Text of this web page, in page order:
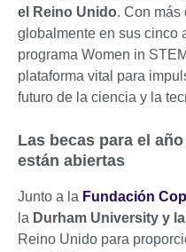
el Reino Unido. Con más
globalmente en sus cinco
programa Women in
plataforma vital para
futuro de la ciencia y la
Las becas para el
están abiertas
Junto a la Fundación
la Durham University y
Reino Unido para